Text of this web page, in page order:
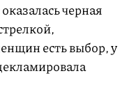
черная
есть выбор, у